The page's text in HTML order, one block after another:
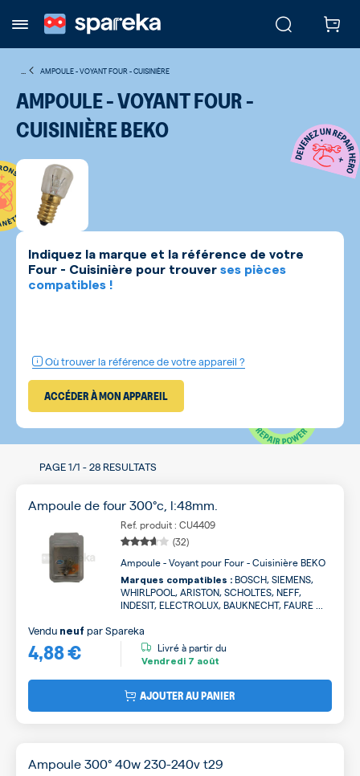
AMPOULE - VOYANT FOUR - CUISINIÈRE
AMPOULE - VOYANT FOUR -
CUISINIÈRE BEKO
Indiquez la marque et la référence de votre
Four - Cuisinière pour trouver ses pièces
compatibles !
Où trouver la référence de votre appareil ?
ACCÉDER À MON APPAREIL
PAGE1/1 -28 RESULTATS
Ampoule de four 300°c, l:48mm.
Ref. produit : CU4409
(32)
Ampoule - Voyant pour Four - Cuisinière BEKO
Marques compatibles : BOSCH, SIEMENS,
WHIRLPOOL, ARISTON, SCHOLTES, NEFF,
INDESIT, ELECTROLUX, BAUKNECHT, FAURE ...
4,88 €
Vendu neuf parSpareka
Livré à partir du
Vendredi 7 août
AJOUTER AU PANIER
Ampoule 300° 40w 230-240v t29